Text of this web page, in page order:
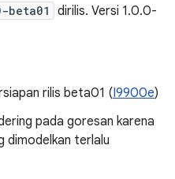
dirilis. Versi 1.0.0-
rilis beta01 (I9900e)
pada goresan karena
dimodelkan terlalu